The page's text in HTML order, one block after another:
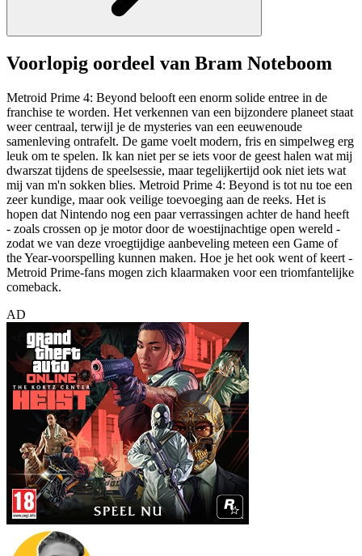
Voorlopig oordeel van Bram Noteboom
Metroid Prime 4: Beyond belooft een enorm solide entree in de
franchise te worden. Het verkennen van een bijzondere planeet staat
weer centraal, terwijl je de mysteries van een eeuwenoude
samenleving ontrafelt. De game voelt modern, fris en simpelweg erg
leuk om te spelen. Ik kan niet per se iets voor de geest halen wat mij
dwarszat tijdens de speelsessie, maar tegelijkertijd ook niet iets wat
mij van m'n sokken blies. Metroid Prime 4: Beyond is tot nu toe een
zeer kundige, maar ook veilige toevoeging aan de reeks. Het is
hopen dat Nintendo nog een paar verrassingen achter de hand heeft
- zoals crossen op je motor door de woestijnachtige open wereld -
zodat we van deze vroegtijdige aanbeveling meteen een Game of
the Year-voorspelling kunnen maken. Hoe je het ook went of keert -
Metroid Prime-fans mogen zich klaarmaken voor een triomfantelijke
comeback.
AD